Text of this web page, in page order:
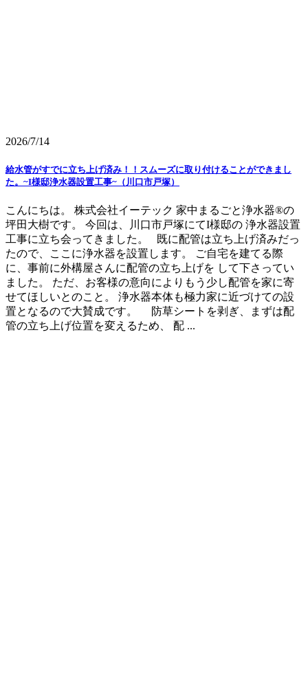
2026/7/14
給水管がすでに立ち上げ済み！！スムーズに取り付けることができまし
た。~I様邸浄水器設置工事~（川口市戸塚）
こんにちは。 株式会社イーテック 家中まるごと浄水器®の
坪田大樹です。 今回は、川口市戸塚にてI様邸の 浄水器設置
工事に立ち会ってきました。 既に配管は立ち上げ済みだっ
たので、ここに浄水器を設置します。 ご自宅を建てる際
に、事前に外構屋さんに配管の立ち上げを して下さってい
ました。 ただ、お客様の意向によりもう少し配管を家に寄
せてほしいとのこと。 浄水器本体も極力家に近づけての設
置となるので大賛成です。 防草シートを剥ぎ、まずは配
管の立ち上げ位置を変えるため、 配 ...